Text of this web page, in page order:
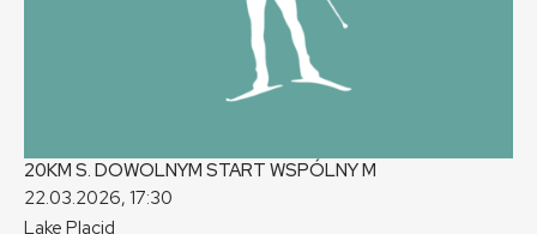
20KM S. DOWOLNYM START WSPÓLNYM
22.03.2026, 17:30
Lake Placid